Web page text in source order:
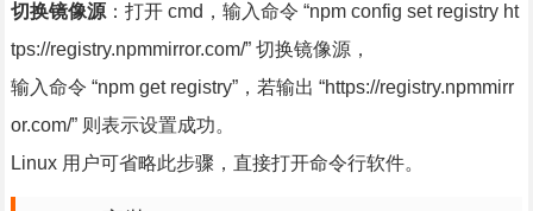
切换镜像源：打开 cmd，输入命令 “npm config set registry ht
tps://registry.npmmirror.com/” 切换镜像源，
输入命令 “npm get registry”，若输出 “https://registry.npmmirr
or.com/” 则表示设置成功。
Linux 用户可省略此步骤，直接打开命令行软件。